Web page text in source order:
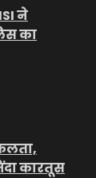
ने
का
कारतूस